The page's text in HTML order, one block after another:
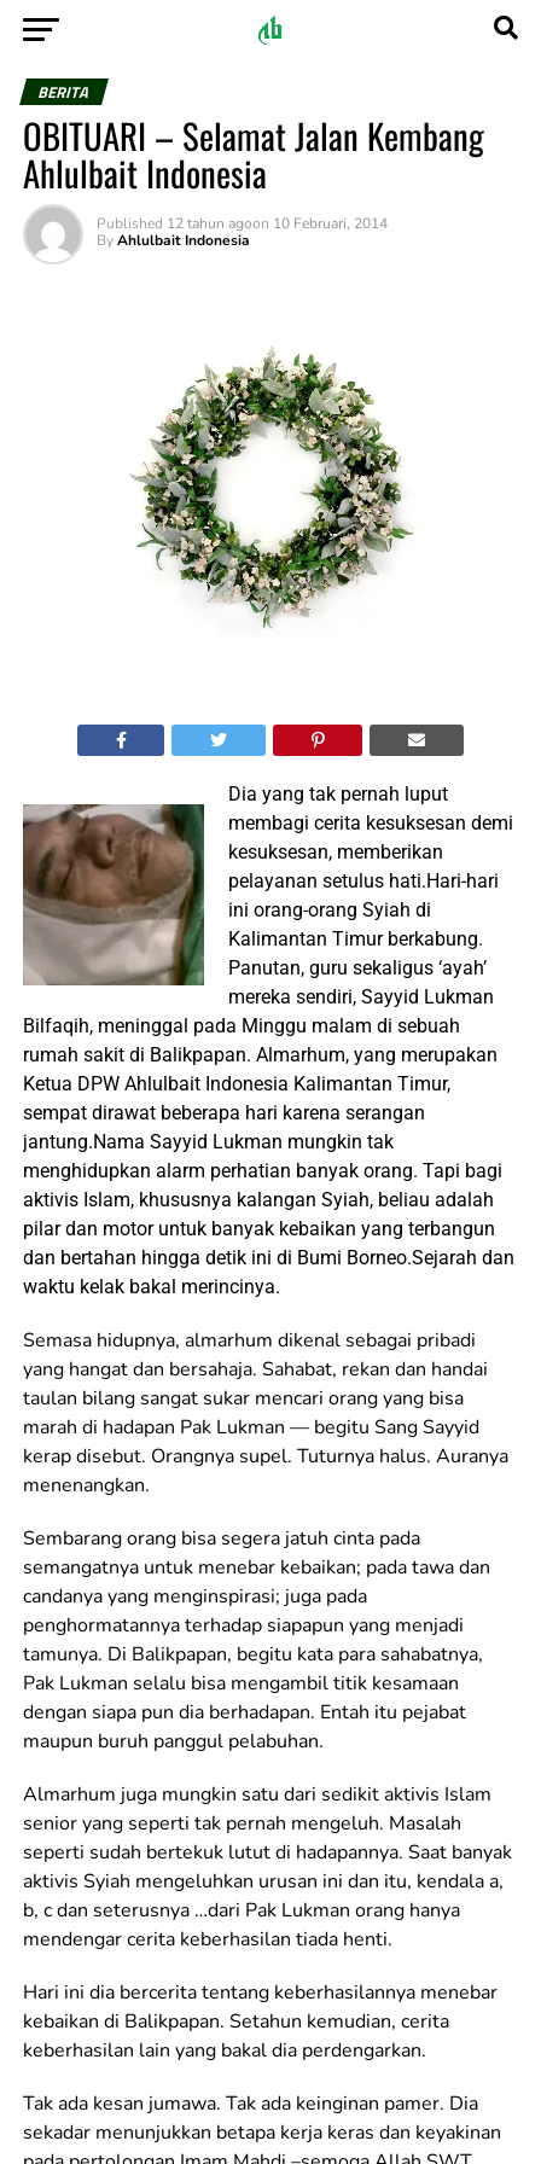
BERITA
OBITUARI – Selamat Jalan Kembang
Ahlulbait Indonesia
Published 12 tahun agoon 10 Februari, 2014
By Ahlulbait Indonesia
Dia yang tak pernah luput
membagi cerita kesuksesan demi
kesuksesan, memberikan
pelayanan setulus hati.Hari-hari
ini orang-orang Syiah di
Kalimantan Timur berkabung.
Panutan, guru sekaligus ‘ayah’
mereka sendiri, Sayyid Lukman
Bilfaqih, meninggal pada Minggu malam di sebuah
rumah sakit di Balikpapan. Almarhum, yang merupakan
Ketua DPW Ahlulbait Indonesia Kalimantan Timur,
sempat dirawat beberapa hari karena serangan
jantung.Nama Sayyid Lukman mungkin tak
menghidupkan alarm perhatian banyak orang. Tapi bagi
aktivis Islam, khususnya kalangan Syiah, beliau adalah
pilar dan motor untuk banyak kebaikan yang terbangun
dan bertahan hingga detik ini di Bumi Borneo.Sejarah dan
waktu kelak bakal merincinya.
Semasa hidupnya, almarhum dikenal sebagai pribadi
yang hangat dan bersahaja. Sahabat, rekan dan handai
taulan bilang sangat sukar mencari orang yang bisa
marah di hadapan Pak Lukman — begitu Sang Sayyid
kerap disebut. Orangnya supel. Tuturnya halus. Auranya
menenangkan.
Sembarang orang bisa segera jatuh cinta pada
semangatnya untuk menebar kebaikan; pada tawa dan
candanya yang menginspirasi; juga pada
penghormatannya terhadap siapapun yang menjadi
tamunya. Di Balikpapan, begitu kata para sahabatnya,
Pak Lukman selalu bisa mengambil titik kesamaan
dengan siapa pun dia berhadapan. Entah itu pejabat
maupun buruh panggul pelabuhan.
Almarhum juga mungkin satu dari sedikit aktivis Islam
senior yang seperti tak pernah mengeluh. Masalah
seperti sudah bertekuk lutut di hadapannya. Saat banyak
aktivis Syiah mengeluhkan urusan ini dan itu, kendala a,
b, c dan seterusnya …dari Pak Lukman orang hanya
mendengar cerita keberhasilan tiada henti.
Hari ini dia bercerita tentang keberhasilannya menebar
kebaikan di Balikpapan. Setahun kemudian, cerita
keberhasilan lain yang bakal dia perdengarkan.
Tak ada kesan jumawa. Tak ada keinginan pamer. Dia
sekadar menunjukkan betapa kerja keras dan keyakinan